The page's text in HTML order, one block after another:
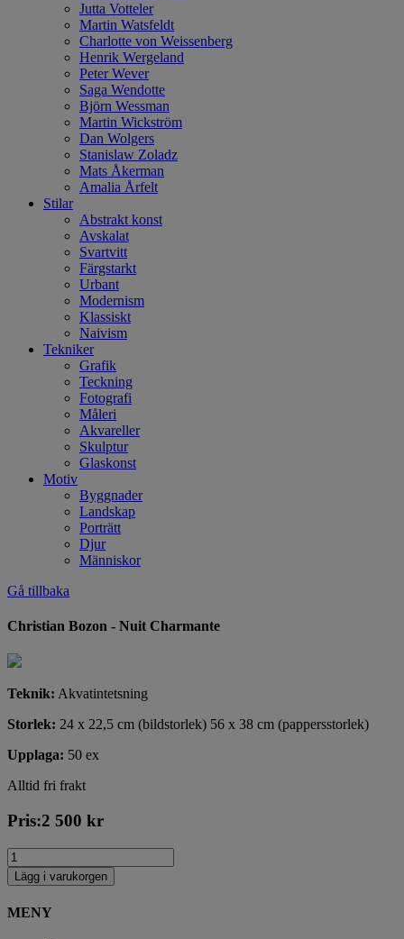
Jutta Votteler
Martin Watsfeldt
Charlotte von Weissenberg
Henrik Wergeland
Peter Wever
Saga Wendotte
Björn Wessman
Martin Wickström
Dan Wolgers
Stanislaw Zoladz
Mats Åkerman
Amalia Årfelt
Stilar
Abstrakt konst
Avskalat
Svartvitt
Färgstarkt
Urbant
Modernism
Klassiskt
Naivism
Tekniker
Grafik
Teckning
Fotografi
Måleri
Akvareller
Skulptur
Glaskonst
Motiv
Byggnader
Landskap
Porträtt
Djur
Människor
Gå tillbaka
Christian Bozon - Nuit Charmante
Teknik: Akvatintetsning
Storlek: 24 x 22,5 cm (bildstorlek) 56 x 38 cm (pappersstorlek)
Upplaga: 50 ex
Alltid fri frakt
Pris:2 500 kr
Lägg i varukorgen
MENY